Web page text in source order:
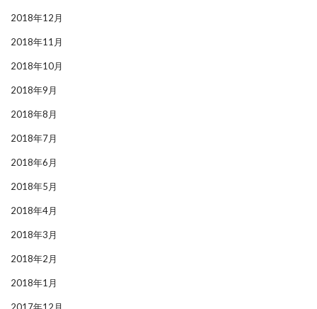
2018年12月
2018年11月
2018年10月
2018年9月
2018年8月
2018年7月
2018年6月
2018年5月
2018年4月
2018年3月
2018年2月
2018年1月